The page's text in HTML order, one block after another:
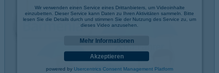
Wir verwenden einen Service eines Drittanbieters, um Videoinhalte
einzubetten. Dieser Service kann Daten zu Ihren Aktivitäten sammeln. Bitte
lesen Sie die Details durch und stimmen Sie der Nutzung des Service zu, um
dieses Video anzusehen.
Mehr Informationen
Akzeptieren
powered by Usercentrics Consent Management Platform